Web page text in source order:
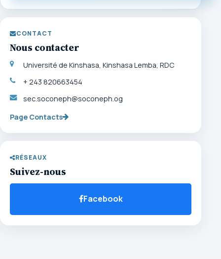
CONTACT
Nous contacter
Université de Kinshasa, Kinshasa Lemba, RDC
+ 243 820663454
sec.soconeph@soconeph.og
Page Contacts
RÉSEAUX
Suivez-nous
Facebook